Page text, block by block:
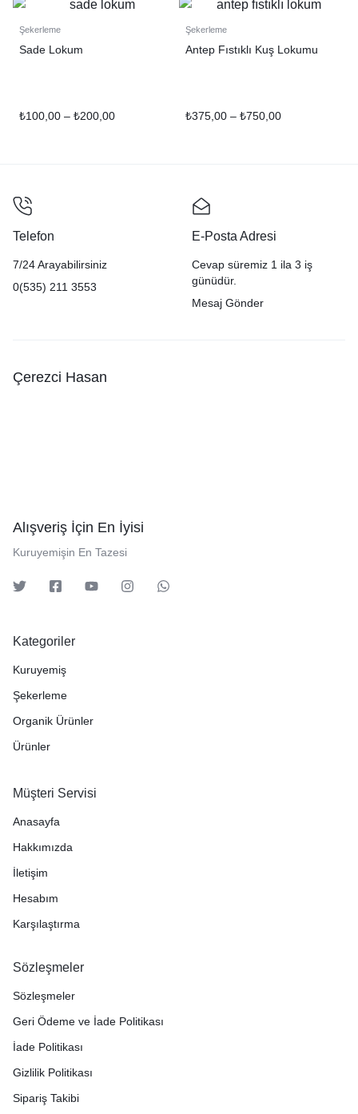
Şekerleme
Sade Lokum
₺100,00 – ₺200,00
Şekerleme
Antep Fıstıklı Kuş Lokumu
₺375,00 – ₺750,00
Telefon
7/24 Arayabilirsiniz
0(535) 211 3553
E-Posta Adresi
Cevap süremiz 1 ila 3 iş
günüdür.
Mesaj Gönder
Çerezci Hasan
Alışveriş İçin En İyisi
Kuruyemişin En Tazesi
Kategoriler
Kuruyemiş
Şekerleme
Organik Ürünler
Ürünler
Müşteri Servisi
Anasayfa
Hakkımızda
İletişim
Hesabım
Karşılaştırma
Sözleşmeler
Sözleşmeler
Geri Ödeme ve İade Politikası
İade Politikası
Gizlilik Politikası
Sipariş Takibi